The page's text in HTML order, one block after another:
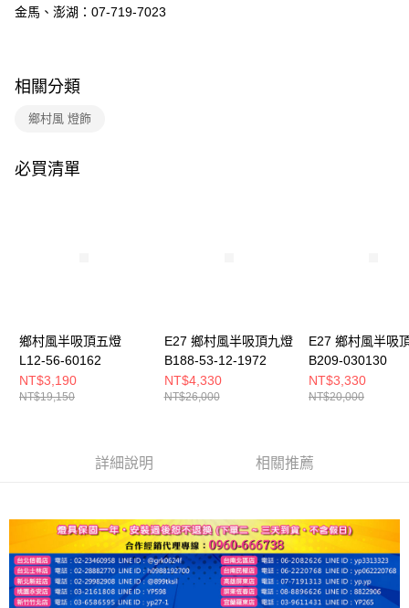
２．訂單成立數日內，您將收到繳費通知簡訊。
後付繳納相關費用。
是否繳費成功／繳費後需取消欲退款等相關疑問，請聯繫「AFTEE先享後付
【注意事項】
時審查核予不同之上限額度；若仍有額度不足之情形，本公司將視審查結果
請求用戶進行身份認證。
恩沛科技股份有限公司將有權停止該用戶之使用額度並採取法律行動。
金馬、澎湖：07-719-7023
相關分類
鄉村風 燈飾
必買清單
鄉村風半吸頂五燈
L12-56-60162
NT$3,190
NT$19,150
E27 鄉村風半吸頂九燈
B188-53-12-1972
NT$4,330
NT$26,000
E27 鄉村風半吸
B209-030130
NT$3,330
NT$20,000
詳細說明 相關推薦